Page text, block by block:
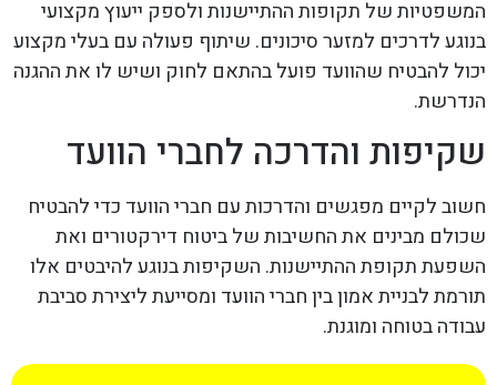
המשפטיות של תקופות ההתיישנות ולספק ייעוץ מקצועי
בנוגע לדרכים למזער סיכונים. שיתוף פעולה עם בעלי מקצוע
יכול להבטיח שהוועד פועל בהתאם לחוק ושיש לו את ההגנה
הנדרשת.
שקיפות והדרכה לחברי הוועד
חשוב לקיים מפגשים והדרכות עם חברי הוועד כדי להבטיח
שכולם מבינים את החשיבות של ביטוח דירקטורים ואת
השפעת תקופת ההתיישנות. השקיפות בנוגע להיבטים אלו
תורמת לבניית אמון בין חברי הוועד ומסייעת ליצירת סביבת
עבודה בטוחה ומוגנת.